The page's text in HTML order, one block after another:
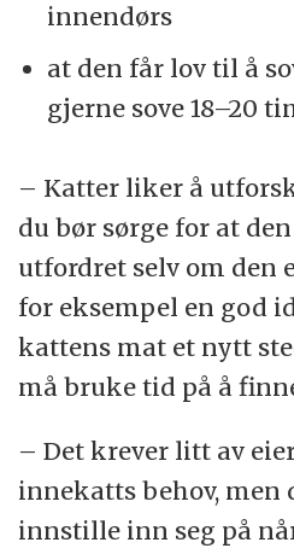
innendørs
at den får lov til å
gjerne sove 18–20
– Katter liker å
du bør sørge for at
utfordret selv om den
for eksempel en god
kattens mat et nytt
må bruke tid på å
– Det krever litt av
innekatts behov, men
innstille inn seg på